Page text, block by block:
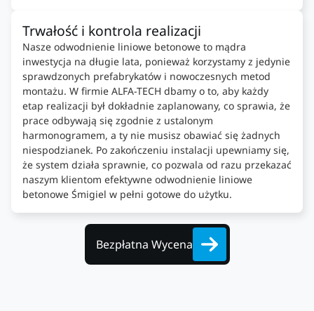
Trwałość i kontrola realizacji
Nasze odwodnienie liniowe betonowe to mądra
inwestycja na długie lata, ponieważ korzystamy z jedynie
sprawdzonych prefabrykatów i nowoczesnych metod
montażu. W firmie ALFA-TECH dbamy o to, aby każdy
etap realizacji był dokładnie zaplanowany, co sprawia, że
prace odbywają się zgodnie z ustalonym
harmonogramem, a ty nie musisz obawiać się żadnych
niespodzianek. Po zakończeniu instalacji upewniamy się,
że system działa sprawnie, co pozwala od razu przekazać
naszym klientom efektywne odwodnienie liniowe
betonowe Śmigiel w pełni gotowe do użytku.
Bezpłatna Wycena